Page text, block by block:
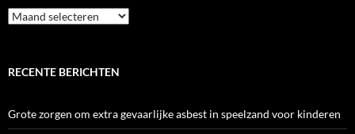
Archief
RECENTE BERICHTEN
Grote zorgen om extra gevaarlijke asbest in speelzand voor kinderen